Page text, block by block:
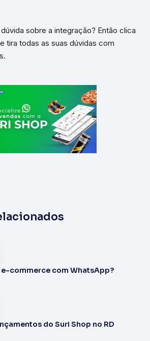
sobre a integração? Então clica
tira todas as suas dúvidas com
commerce com WhatsApp?
do Suri Shop no RD